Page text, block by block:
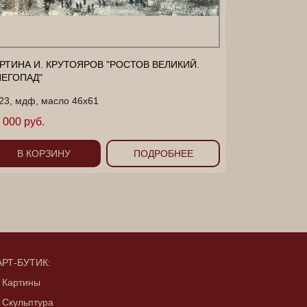
И. КРУТОЯРОВ "РОСТОВ ВЕЛИКИЙ.
мдф, масло 46х61
000 руб.
В КОРЗИНУ ПОДРОБНЕЕ
БУТИК:
Картины